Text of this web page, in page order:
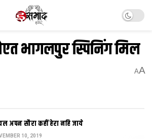
भागलपुर स्पिनिंग मिल
AA
अपन सौरा कहीं हेरा नहि जाये
10, 2019